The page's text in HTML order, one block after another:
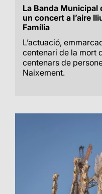
La Banda
un concert a l’aire
Família
L’actuació,
centenari de la mort
centenars de
Naixement.